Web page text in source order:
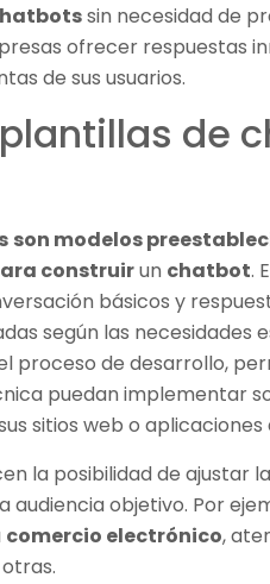
sin necesidad de
ofrecer respuestas
de sus usuarios.
de
son modelos
construirun chatbot.
básicos y
según las necesidades
proceso de desarrollo,
puedan implementar
sitios web o
la posibilidad de ajustar la
audiencia objetivo. Por
comercio electrónico,